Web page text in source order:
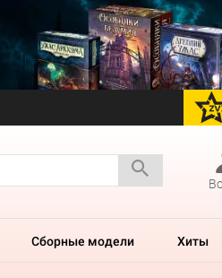
Сборные модели Хиты